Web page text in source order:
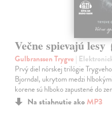
Večne spievajú lesy
Gulbranssen Trygve |
Prvý diel nórskej trilógie
Bjorndal, ukrytom medzi
korene sú hlboko zapustené do
Na stiahnutie ako MP3